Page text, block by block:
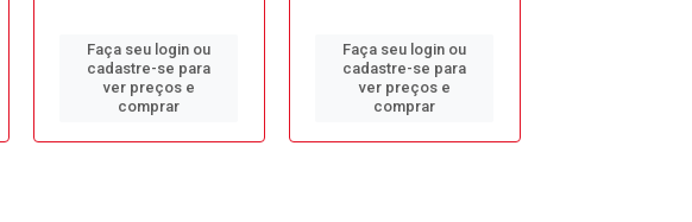
Faça seu login ou
cadastre-se para
ver preços e
comprar
Faça seu login ou
cadastre-se para
ver preços e
comprar